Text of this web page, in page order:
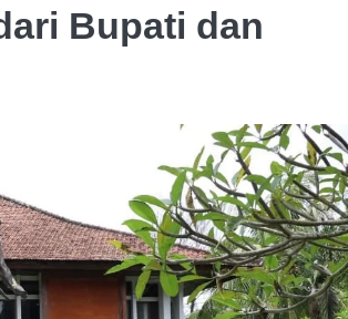
Bupati dan